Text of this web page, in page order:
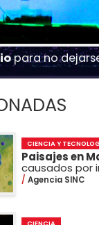
para no
CIENCIA Y
Paisajes en
causados por
Agencia SINC
CIENCIA